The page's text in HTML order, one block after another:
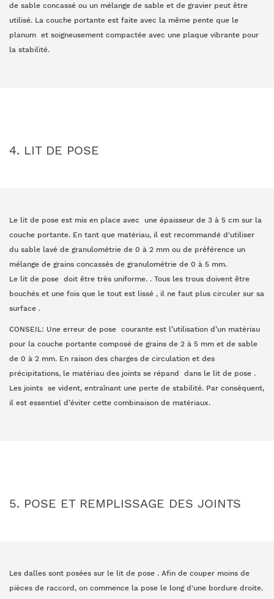
de sable concassé ou un mélange de sable et de gravier peut être
utilisé. La couche portante est faite avec la même pente que le
planum et soigneusement compactée avec une plaque vibrante pour
la stabilité.
4. LIT DE POSE
Le lit de pose est mis en place avec une épaisseur de 3 à 5 cm sur la
couche portante. En tant que matériau, il est recommandé d'utiliser
du sable lavé de granulométrie de 0 à 2 mm ou de préférence un
mélange de grains concassés de granulométrie de 0 à 5 mm.
Le lit de pose doit être très uniforme. . Tous les trous doivent être
bouchés et une fois que le tout est lissé , il ne faut plus circuler sur sa
surface .
CONSEIL: Une erreur de pose courante est l’utilisation d’un matériau
pour la couche portante composé de grains de 2 à 5 mm et de sable
de 0 à 2 mm. En raison des charges de circulation et des
précipitations, le matériau des joints se répand dans le lit de pose .
Les joints se vident, entraînant une perte de stabilité. Par conséquent,
il est essentiel d’éviter cette combinaison de matériaux.
5. POSE ET REMPLISSAGE DES JOINTS
Les dalles sont posées sur le lit de pose . Afin de couper moins de
pièces de raccord, on commence la pose le long d'une bordure droite.